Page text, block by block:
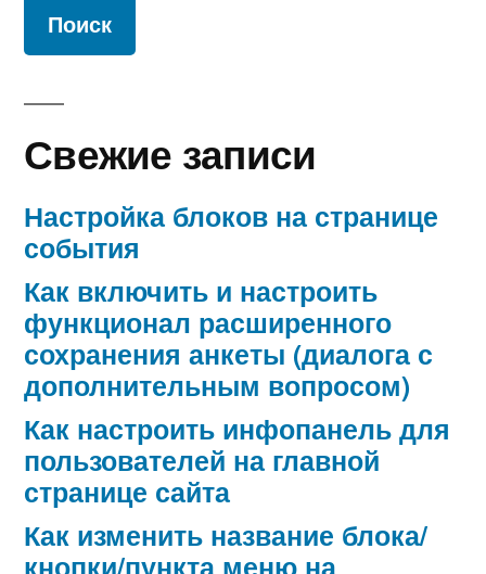
Свежие записи
Настройка блоков на странице
события
Как включить и настроить
функционал расширенного
сохранения анкеты (диалога с
дополнительным вопросом)
Как настроить инфопанель для
пользователей на главной
странице сайта
Как изменить название блока/